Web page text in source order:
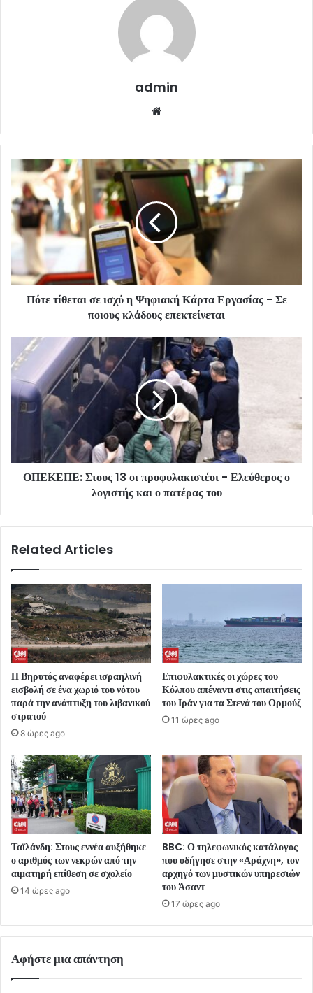
admin
Πότε τίθεται σε ισχύ η Ψηφιακή Κάρτα Εργασίας - Σε
ποιους κλάδους επεκτείνεται
ΟΠΕΚΕΠΕ: Στους 13 οι προφυλακιστέοι - Ελεύθερος ο
λογιστής και ο πατέρας του
Related Articles
Η Βηρυτός αναφέρει ισραηλινή
εισβολή σε ένα χωριό του νότου
παρά την ανάπτυξη του λιβανικού
στρατού
8 ώρες ago
Επιφυλακτικές οι χώρες του
Κόλπου απέναντι στις απαιτήσεις
του Ιράν για τα Στενά του Ορμούζ
11 ώρες ago
Ταϊλάνδη: Στους εννέα αυξήθηκε
ο αριθμός των νεκρών από την
αιματηρή επίθεση σε σχολείο
14 ώρες ago
BBC: Ο τηλεφωνικός κατάλογος
που οδήγησε στην «Αράχνη», τον
αρχηγό των μυστικών υπηρεσιών
του Άσαντ
17 ώρες ago
Αφήστε μια απάντηση